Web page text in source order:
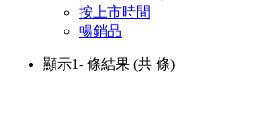
按上市時間
暢銷品
顯示1- 條結果 (共 條)